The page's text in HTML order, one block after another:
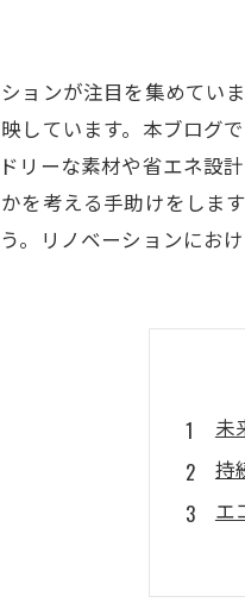
ョンが注目を集めてい
しています。本ブログ
リーな素材や省エネ設
を考える手助けをしま
。リノベーションにお
未
持
エ
専